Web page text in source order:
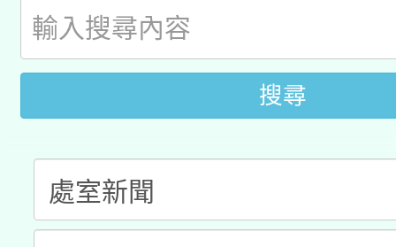
動」
開 智慧啟航」
搜尋